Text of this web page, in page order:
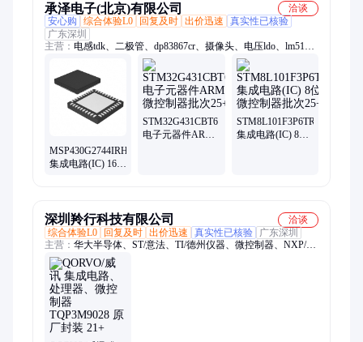
承泽电子(北京)有限公司
洽谈
安心购
综合体验L0 回复及时 出价迅速
真实性已核验
广东深圳
主营： 电感tdk、二极管、dp83867cr、摄像头、电压ldo、lm5156-
q1、以太网、收发器、缓冲器、控制器、vin汽车、lm5155-q1、
aosaod410、摄像机、电流ddr、监控器、aosao4422、tps784-q1、
1ps79sb30、tlv702-q1、驱动器、稳压器、bss138lt1g、连接器、
端子胶壳
MSP430G2744IRHA40R
集成电路(IC) 16位
STM32G431CBT6
电子元器件ARM
STM8L101F3P6TR
集成电路(IC) 8位
深圳羚行科技有限公司
洽谈
综合体验L0
回复及时 出价迅速 真实性已核验
广东深圳
主营： 华大半导体、ST/意法、TI/德州仪器、微控制器、NXP/恩
智浦、LINEAR/凌特、ROHM/罗姆、集成电路IC、单片机、连
接器、电子元件、电源管理芯片